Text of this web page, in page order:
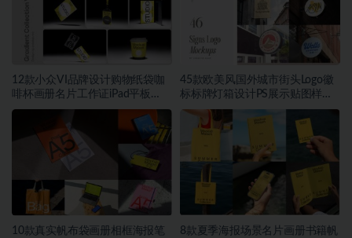
12款小众VI品牌设计购物纸袋咖
啡杯画册名片工作证iPad平板
MacBook电脑iPhone手机贴图
45款欧美风国外城市街头Logo徽
标标牌灯箱设计PS展示贴图样机
模板
10款真实帆布袋画册相框海报笔
8款夏季海报场景名片画册书籍帆